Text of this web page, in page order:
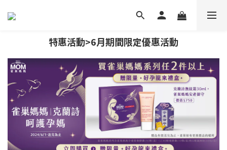
特惠活動>6月期間限定優惠活動